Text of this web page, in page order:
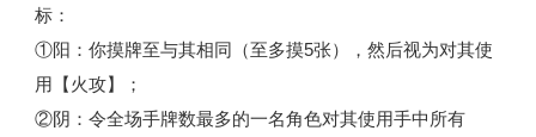
标：
①阳：你摸牌至与其相同（至多摸5张），然后视为对其使
用【火攻】；
②阴：令全场手牌数最多的一名角色对其使用手中所有